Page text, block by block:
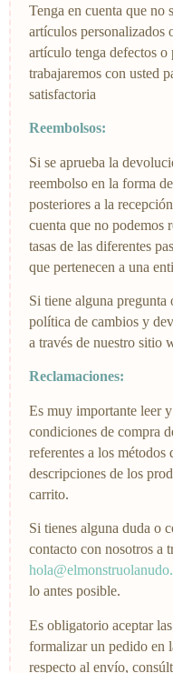
Tenga en cuenta que no
artículos personalizados
artículo tenga defectos o
trabajaremos con usted
satisfactoria
Reembolsos:
Si se aprueba la
reembolso en la forma
posteriores a la
cuenta que no podemos
tasas de las diferentes
que pertenecen a una
Si tiene alguna pregunta
política de cambios y
a través de nuestro sitio
Reclamaciones:
Es muy importante leer
condiciones de compra
referentes a los
descripciones de los
carrito.
Si tienes alguna duda o
contacto con nosotros a
lo antes posible.
Es obligatorio aceptar
formalizar un pedido en
respecto al envío,